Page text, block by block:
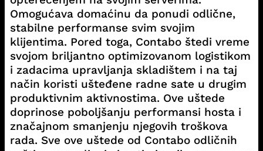
Omogućava domaćinu da ponudi odlične,
stabilne performanse svim svojim
klijentima. Pored toga, Contabo štedi vreme
svojom briljantno optimizovanom logistikom
i zadacima upravljanja skladištem i na taj
način koristi ušteđene radne sate u drugim
produktivnim aktivnostima. Ove uštede
doprinose poboljšanju performansi hosta i
značajnom smanjenju njegovih troškova
rada. Sve ove uštede od Contabo odličnih